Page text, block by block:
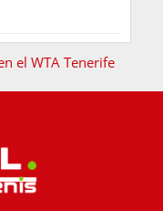
el WTA Tenerife